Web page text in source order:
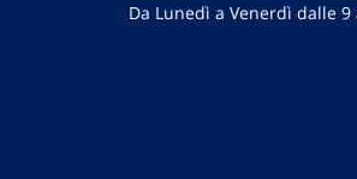
Da Lunedì a Venerdì dalle 9